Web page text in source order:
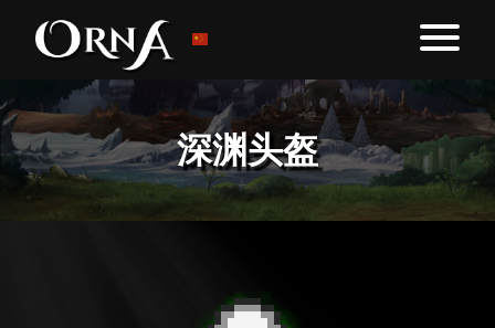
深渊头盔